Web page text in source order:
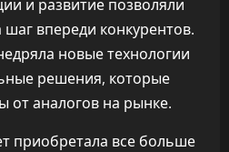
и развитие позволяли
шаг впереди конкурентов.
новые технологии
решения, которые
от аналогов на рынке.
приобретала все больше